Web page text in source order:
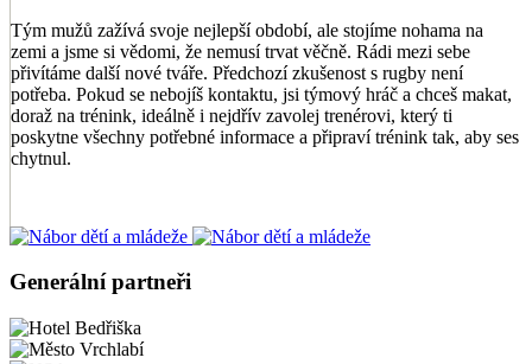
Tým mužů zažívá svoje nejlepší období, ale stojíme nohama na
zemi a jsme si vědomi, že nemusí trvat věčně. Rádi mezi sebe
přivítáme další nové tváře. Předchozí zkušenost s rugby není
potřeba. Pokud se nebojíš kontaktu, jsi týmový hráč a chceš makat,
doraž na trénink, ideálně i nejdřív zavolej trenérovi, který ti
poskytne všechny potřebné informace a připraví trénink tak, aby ses
chytnul.
Generální partneři